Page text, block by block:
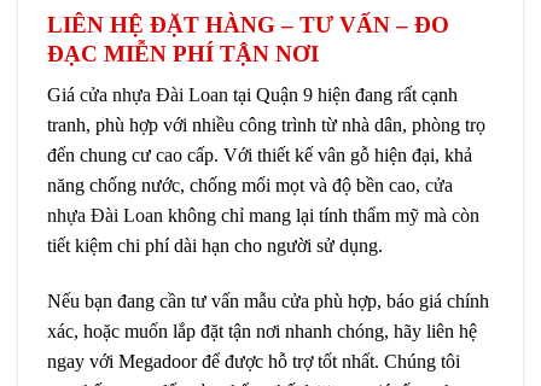
LIÊN HỆ ĐẶT HÀNG – TƯ VẤN – ĐO
ĐẠC MIỄN PHÍ TẬN NƠI
Giá cửa nhựa Đài Loan tại Quận 9 hiện đang rất cạnh
tranh, phù hợp với nhiều công trình từ nhà dân, phòng trọ
đến chung cư cao cấp. Với thiết kế vân gỗ hiện đại, khả
năng chống nước, chống mối mọt và độ bền cao, cửa
nhựa Đài Loan không chỉ mang lại tính thẩm mỹ mà còn
tiết kiệm chi phí dài hạn cho người sử dụng.
Nếu bạn đang cần tư vấn mẫu cửa phù hợp, báo giá chính
xác, hoặc muốn lắp đặt tận nơi nhanh chóng, hãy liên hệ
ngay với Megadoor để được hỗ trợ tốt nhất. Chúng tôi